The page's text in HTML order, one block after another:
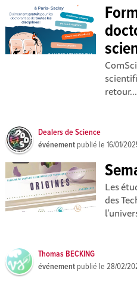
retour...
Dealers de Science
événement publié le16/01/
Les
des
Thomas BECKING
événement publié le28/02/